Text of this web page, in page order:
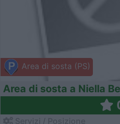
Area di sosta (PS)
Area di sosta a Niella